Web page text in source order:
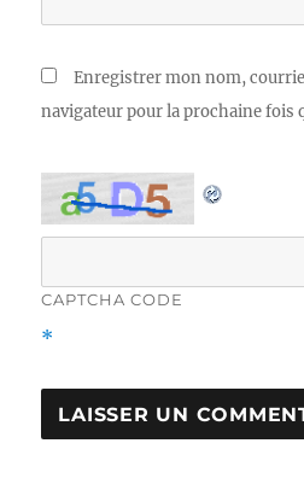
Enregistrer mon nom,
navigateur pour la prochaine fois
CAPTCHA CODE
*